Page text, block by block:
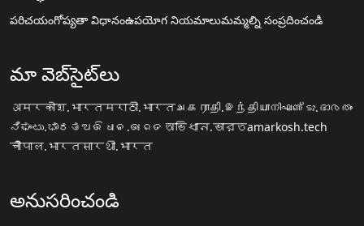
పరిచయంగోప్యతా విధానంఉపయోగ నియమాలుమమ్మల్ని సంప్రదించండి
మా వెబ్‌సైట్‌లు
अमरकोश.भारतमराठी.भारतஅகராதி.இந்தியாനിഘണ്ടു.ഭാരതം
ನಿಘಂಟು.ಭಾರತ ଅଭିଧାନ.ଭାରତ অভিধান.ভারতamarkosh.tech
चौपाल.भारतसारथी.भारत
అనుసరించండి